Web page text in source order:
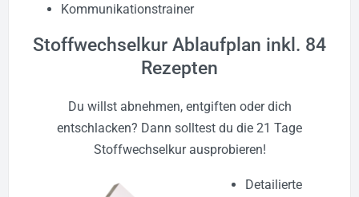
Kommunikationstrainer
Stoffwechselkur Ablaufplan inkl. 84
Rezepten
Du willst abnehmen, entgiften oder dich
entschlacken? Dann solltest du die 21 Tage
Stoffwechselkur ausprobieren!
Detailierte